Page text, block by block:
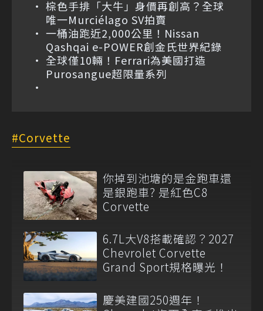
棕色手排「大牛」身價再創高？全球
唯一Murciélago SV拍賣
一桶油跑近2,000公里！Nissan
Qashqai e-POWER創金氏世界紀錄
全球僅10輛！Ferrari為美國打造
Purosangue超限量系列
Corvette
你掉到池塘的是金跑車還
是銀跑車? 是紅色C8
Corvette
6.7L大V8搭載確認？2027
Chevrolet Corvette
Grand Sport規格曝光！
慶美建國250週年！